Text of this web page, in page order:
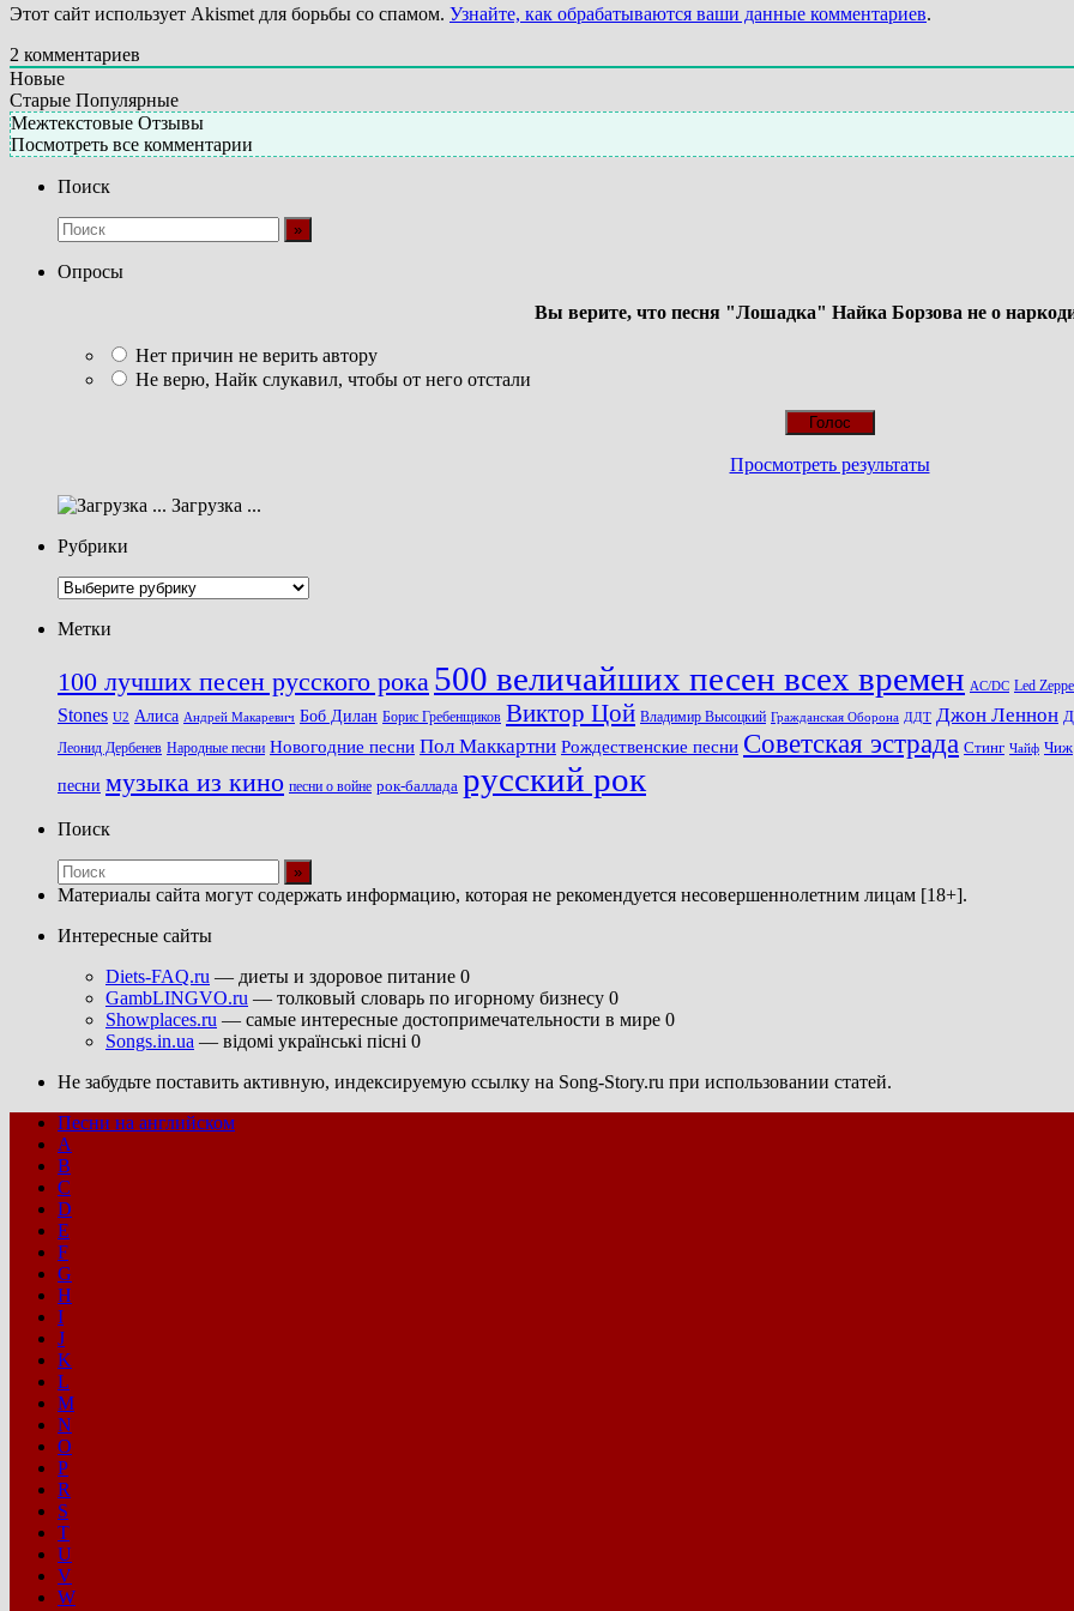
Этот сайт использует Akismet для борьбы со спамом. Узнайте, как обрабатываются ваши данные комментариев.
2 комментариев
Новые
Старые Популярные
Межтекстовые Отзывы
Посмотреть все комментарии
Поиск
Опросы
Вы верите, что песня "Лошадка" Найка Борзова не о
Нет причин не верить автору
Не верю, Найк слукавил, чтобы от него отстали
Просмотреть результаты
Загрузка ...
Рубрики
Рубрики
Метки
100 лучших песен русского рока 500 величайших песен всех времен AC/DC Led
Stones U2 Алиса Андрей Макаревич Боб Дилан Борис Гребенщиков Виктор Цой Владимир Высоцкий Гражданская Оборона ДДТ Джон Леннон
Леонид Дербенев Народные песни Новогодние песни Пол Маккартни Рождественские песни Советская эстрада Стинг Чайф Чиж
песни музыка из кино песни о войне рок-баллада русский рок
Поиск
Материалы сайта могут содержать информацию, которая не рекомендуется несовершеннолетним лицам [18+].
Интересные сайты
Diets-FAQ.ru — диеты и здоровое питание 0
GambLINGVO.ru — толковый словарь по игорному бизнесу 0
Showplaces.ru — самые интересные достопримечательности в мире 0
Songs.in.ua — відомі українські пісні 0
Не забудьте поставить активную, индексируемую ссылку на Song-Story.ru при использовании статей.
Песни на английском
A
B
C
D
E
F
G
H
I
J
K
L
M
N
O
P
R
S
T
U
V
W